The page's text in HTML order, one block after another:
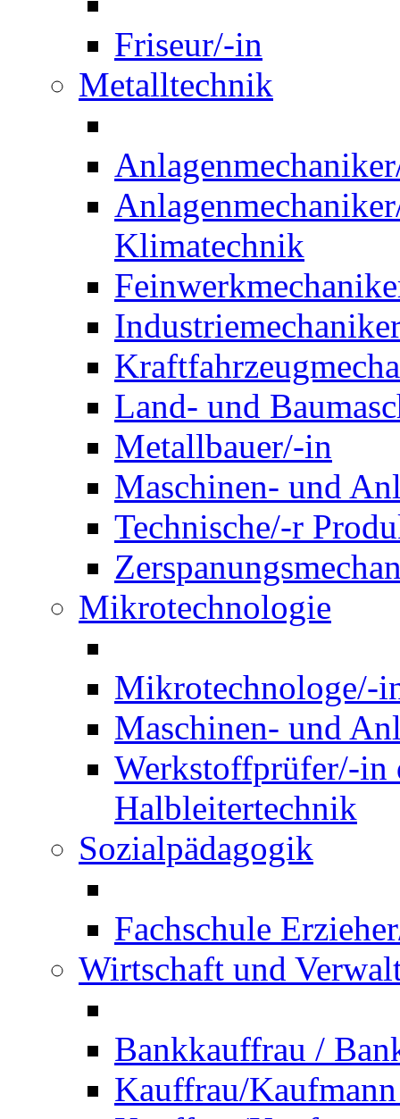
Friseur/-in
Metalltechnik
Klimatechnik
Land- und
Metallbauer/-in
Maschinen- und
Technische/-r
Mikrotechnologie
Mikrotechnologe/-
Maschinen- und
Werkstoffprüfer/-in
Halbleitertechnik
Sozialpädagogik
Fachschule
Wirtschaft und
Bankkauffrau /
Kauffrau/